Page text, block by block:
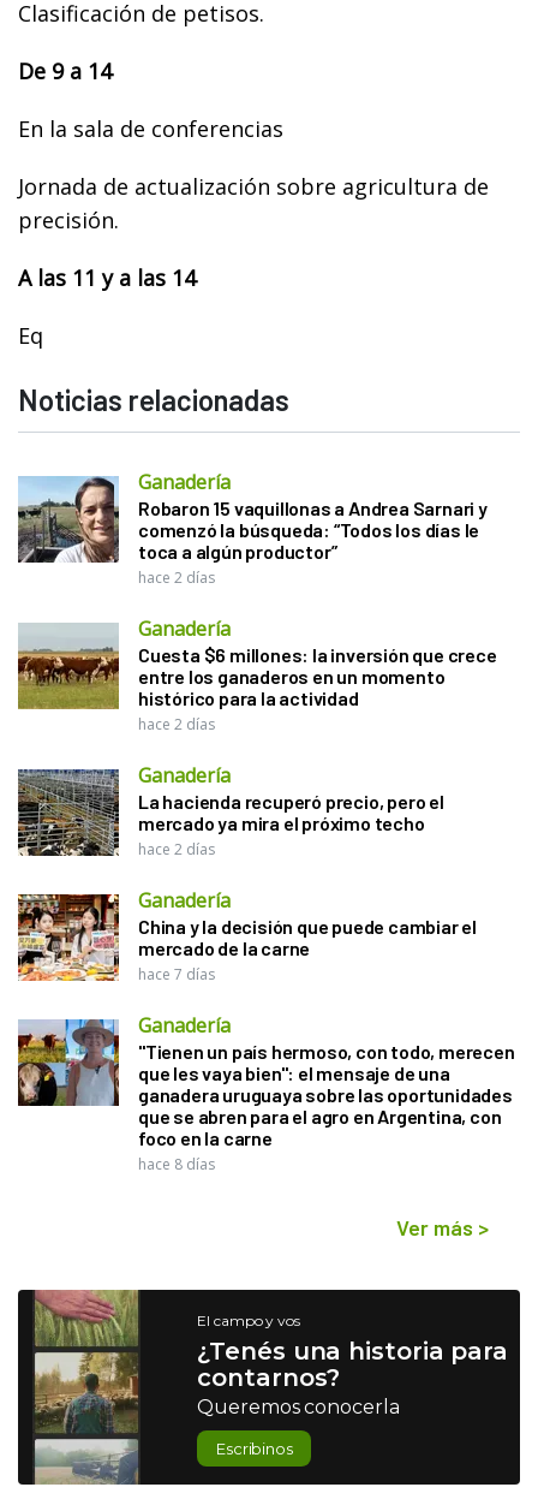
Clasificación de petisos.
De 9 a 14
En la sala de conferencias
Jornada de actualización sobre agricultura de
precisión.
A las 11 y a las 14
Eq
Noticias relacionadas
Ganadería
Robaron 15 vaquillonas a Andrea Sarnari y
comenzó la búsqueda: “Todos los días le
toca a algún productor”
hace 2 días
Ganadería
Cuesta $6 millones: la inversión que crece
entre los ganaderos en un momento
histórico para la actividad
hace 2 días
Ganadería
La hacienda recuperó precio, pero el
mercado ya mira el próximo techo
hace 2 días
Ganadería
China y la decisión que puede cambiar el
mercado de la carne
hace 7 días
Ganadería
"Tienen un país hermoso, con todo, merecen
que les vaya bien": el mensaje de una
ganadera uruguaya sobre las oportunidades
que se abren para el agro en Argentina, con
foco en la carne
hace 8 días
Ver más >
El campo y vos
¿Tenés una historia para
contarnos?
Queremos conocerla
Escribinos